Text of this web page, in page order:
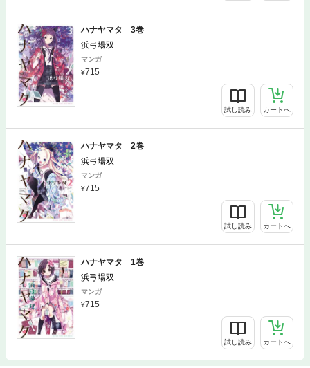
ハナヤマタ 3巻
浜弓場双
マンガ
715
試し読み カートへ
ハナヤマタ 2巻
浜弓場双
マンガ
715
試し読み カートへ
ハナヤマタ 1巻
浜弓場双
マンガ
715
試し読み カートへ